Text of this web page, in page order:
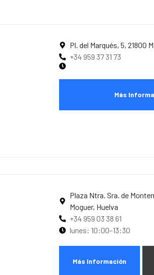
Pl. del Marqués, 5, 21800
+34 959 37 31 73
Más
Plaza Ntra. Sra. de
Moguer, Huelva
+34 959 03 38 61
lunes: 10:00–13:30
Más Información